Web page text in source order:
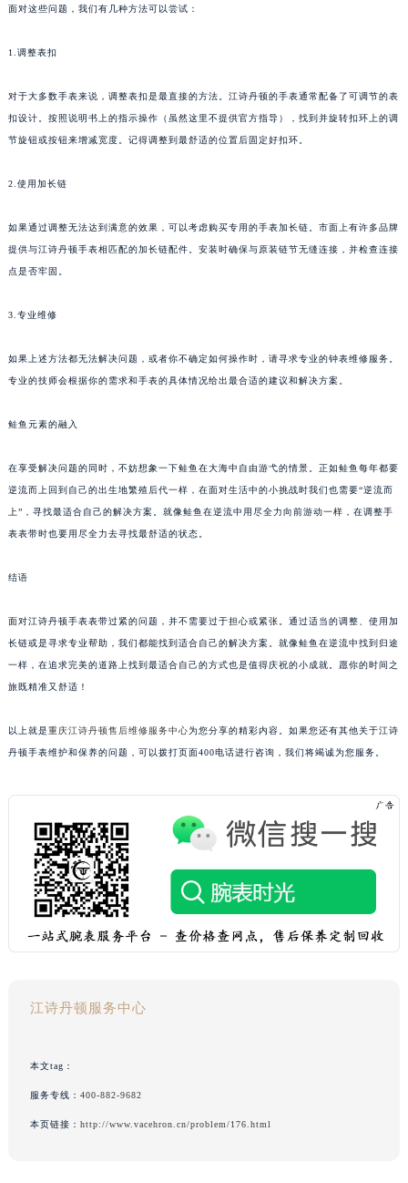
面对这些问题，我们有几种方法可以尝试：
1.调整表扣
对于大多数手表来说，调整表扣是最直接的方法。江诗丹顿的手表通常配备了可调节的表
扣设计。按照说明书上的指示操作（虽然这里不提供官方指导），找到并旋转扣环上的调
节旋钮或按钮来增减宽度。记得调整到最舒适的位置后固定好扣环。
2.使用加长链
如果通过调整无法达到满意的效果，可以考虑购买专用的手表加长链。市面上有许多品牌
提供与江诗丹顿手表相匹配的加长链配件。安装时确保与原装链节无缝连接，并检查连接
点是否牢固。
3.专业维修
如果上述方法都无法解决问题，或者你不确定如何操作时，请寻求专业的钟表维修服务。
专业的技师会根据你的需求和手表的具体情况给出最合适的建议和解决方案。
鲑鱼元素的融入
在享受解决问题的同时，不妨想象一下鲑鱼在大海中自由游弋的情景。正如鲑鱼每年都要
逆流而上回到自己的出生地繁殖后代一样，在面对生活中的小挑战时我们也需要“逆流而
上”，寻找最适合自己的解决方案。就像鲑鱼在逆流中用尽全力向前游动一样，在调整手
表表带时也要用尽全力去寻找最舒适的状态。
结语
面对江诗丹顿手表表带过紧的问题，并不需要过于担心或紧张。通过适当的调整、使用加
长链或是寻求专业帮助，我们都能找到适合自己的解决方案。就像鲑鱼在逆流中找到归途
一样，在追求完美的道路上找到最适合自己的方式也是值得庆祝的小成就。愿你的时间之
旅既精准又舒适！
以上就是重庆江诗丹顿售后维修服务中心为您分享的精彩内容。如果您还有其他关于江诗
丹顿手表维护和保养的问题，可以拨打页面400电话进行咨询，我们将竭诚为您服务。
江诗丹顿服务中心
本文tag：
服务专线： 400-882-9682
本页链接： http://www.vacehron.cn/problem/176.html